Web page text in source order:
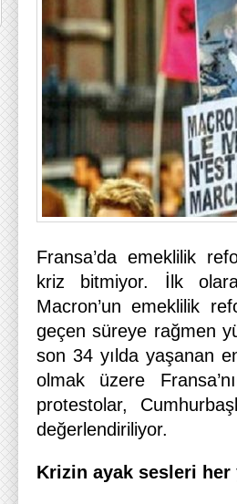
Fransa’da emeklilik
kriz bitmiyor. İlk
Macron’un emeklilik
geçen süreye rağmen
son 34 yılda yaşanan
olmak üzere
protestolar,
değerlendiriliyor.
Krizin ayak sesleri her